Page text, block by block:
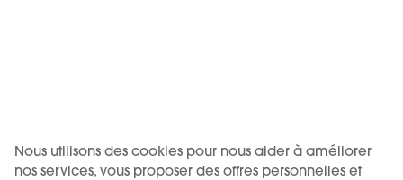
Informations
Nous utilisons des cookies pour nous aider à améliorer
nos services, vous proposer des offres personnelles et